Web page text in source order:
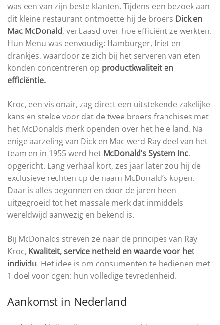
was een van zijn beste klanten. Tijdens een bezoek aan
dit kleine restaurant ontmoette hij de broers Dick en
Mac McDonald, verbaasd over hoe efficiënt ze werkten.
Hun Menu was eenvoudig: Hamburger, friet en
drankjes, waardoor ze zich bij het serveren van eten
konden concentreren op productkwaliteit en
efficiëntie.
Kroc, een visionair, zag direct een uitstekende zakelijke
kans en stelde voor dat de twee broers franchises met
het McDonalds merk openden over het hele land. Na
enige aarzeling van Dick en Mac werd Ray deel van het
team en in 1955 werd het McDonald’s System Inc.
opgericht. Lang verhaal kort, zes jaar later zou hij de
exclusieve rechten op de naam McDonald’s kopen.
Daar is alles begonnen en door de jaren heen
uitgegroeid tot het massale merk dat inmiddels
wereldwijd aanwezig en bekend is.
Bij McDonalds streven ze naar de principes van Ray
Kroc, Kwaliteit, service netheid en waarde voor het
individu. Het idee is om consumenten te bedienen met
1 doel voor ogen: hun volledige tevredenheid.
Aankomst in Nederland